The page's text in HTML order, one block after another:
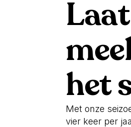
het
Met onze
vier keer per